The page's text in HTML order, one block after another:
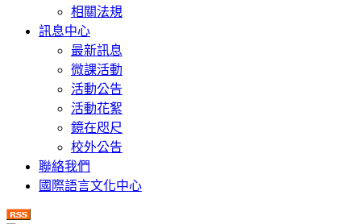
相關法規
訊息中心
最新訊息
微課活動
活動公告
活動花絮
鏡在咫尺
校外公告
聯絡我們
國際語言文化中心